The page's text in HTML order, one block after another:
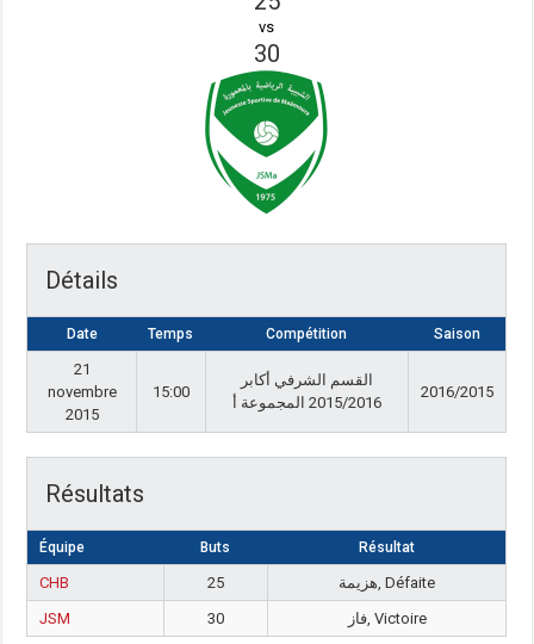
vs
30
Détails
Date Temps Compétition Saison
21
novembre
2015
15:00
القسم الشرفي أكابر
2015/2016 المجموعة أ
2016/2015
Résultats
Équipe Buts Résultat
CHB 25
هزيمة, Défaite
JSM
30 فاز, Victoire